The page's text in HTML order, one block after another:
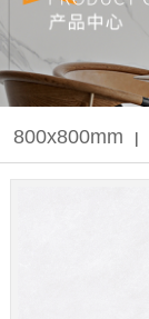
800x800mm |